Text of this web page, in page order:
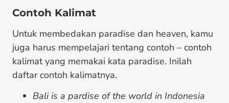
Contoh Kalimat
Untuk membedakan paradise dan heaven, kamu
juga harus mempelajari tentang contoh – contoh
kalimat yang memakai kata paradise. Inilah
daftar contoh kalimatnya.
Bali is a pardise of the world in Indonesia